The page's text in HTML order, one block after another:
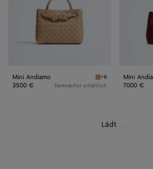
Mini Andiamo Shore Mini Andiamo
+6
3500 € Demnächst erhältlich
Mini
7000 €
Lädt . . .